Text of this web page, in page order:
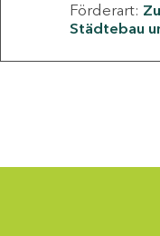
Förderart:
Städtebau